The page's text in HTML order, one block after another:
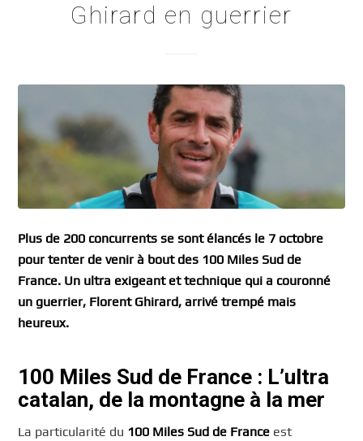
Ghirard en guerrier
Plus de 200 concurrents se sont élancés le 7 octobre
pour tenter de venir à bout des 100 Miles Sud de
France. Un ultra exigeant et technique qui a couronné
un guerrier, Florent Ghirard, arrivé trempé mais
heureux.
100 Miles Sud de France : L’ultra
catalan, de la montagne à la mer
La particularité du 100 Miles Sud de France est